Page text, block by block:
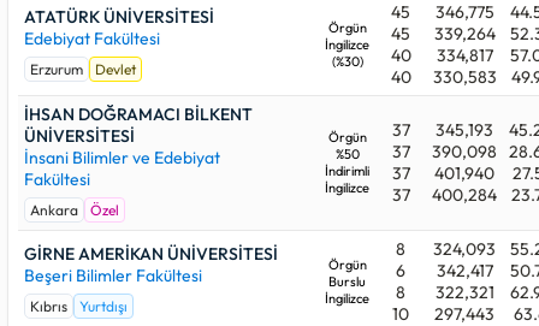
ATATÜRK ÜNİVERSİTESİ
Edebiyat Fakültesi
Erzurum Devlet
Örgün
İngilizce
(%30)
45
45
40
40
346,775
339,264
334,817
330,583
İHSAN DOĞRAMACI BİLKENT
ÜNİVERSİTESİ
İnsani Bilimler ve Edebiyat
Fakültesi
Ankara Özel
Örgün
%50
İndirimli
İngilizce
37
37
37
37
345,193
390,098
401,940
400,284
GİRNE AMERİKAN ÜNİVERSİTESİ
Beşeri Bilimler Fakültesi
Kıbrıs Yurtdışı
Örgün
Burslu
İngilizce
8
6
8
10
324,093
342,417
322,321
297,443